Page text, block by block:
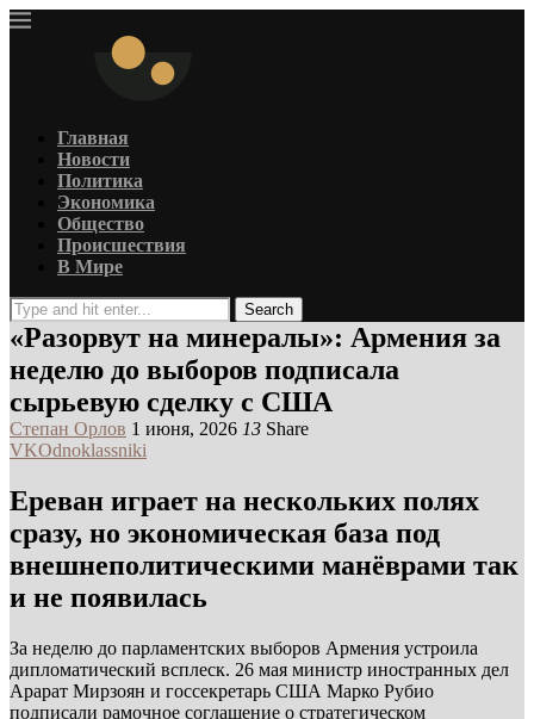
Главная
Новости
Политика
Экономика
Общество
Происшествия
В Мире
Search
«Разорвут на минералы»: Армения за
неделю до выборов подписала
сырьевую сделку с США
Степан Орлов 1 июня, 2026 13 Share
VKOdnoklassniki
Ереван играет на нескольких полях
сразу, но экономическая база под
внешнеполитическими манёврами так
и не появилась
За неделю до парламентских выборов Армения устроила
дипломатический всплеск. 26 мая министр иностранных дел
Арарат Мирзоян и госсекретарь США Марко Рубио
подписали рамочное соглашение о стратегическом